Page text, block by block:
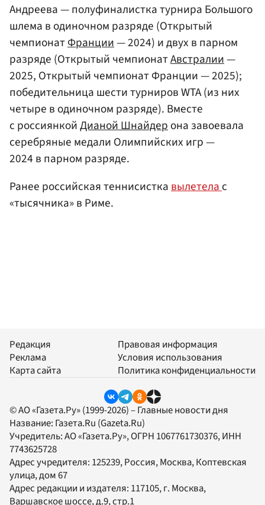
Андреева — полуфиналистка турнира Большого
шлема в одиночном разряде (Открытый
чемпионатФранции— 2024) и двух в парном
разряде (Открытый чемпионатАвстралии—
2025, Открытый чемпионат Франции — 2025);
победительница шести турниров WTA (из них
четыре в одиночном разряде). Вместе
с россиянкойДианой Шнайдерона завоевала
серебряные медали Олимпийских игр —
2024 в парном разряде.
Ранее российская теннисисткавылетелас
«тысячника» в Риме.
Редакция
Реклама
Карта сайта
Правовая информация
Условия использования
Политика конфиденциальности
© АО «Газета.Ру» (1999-2026) – Главные новости дня
Название: Газета.Ru (Gazeta.Ru)
Учредитель:АО «Газета.Ру», ОГРН 1067761730376, ИНН
7743625728
Адрес учредителя: 125239, Россия, Москва, Коптевская
улица, дом 67
Адрес редакции и издателя: 117105, г. Москва,
Варшавское шоссе, д.9, стр.1